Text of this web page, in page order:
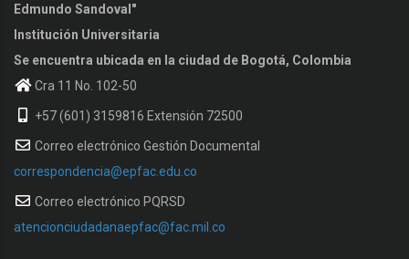
Edmundo Sandoval"
Institución Universitaria
Se encuentra ubicada en la ciudad de Bogotá, Colombia
Cra 11 No. 102-50
+57 (601) 3159816 Extensión 72500
Correo electrónico Gestión Documental
correspondencia@epfac.edu.co
Correo electrónico PQRSD
atencionciudadanaepfac@fac.mil.co